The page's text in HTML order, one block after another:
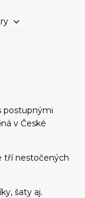
postupnými
v České
tří nestočených
šaty aj.